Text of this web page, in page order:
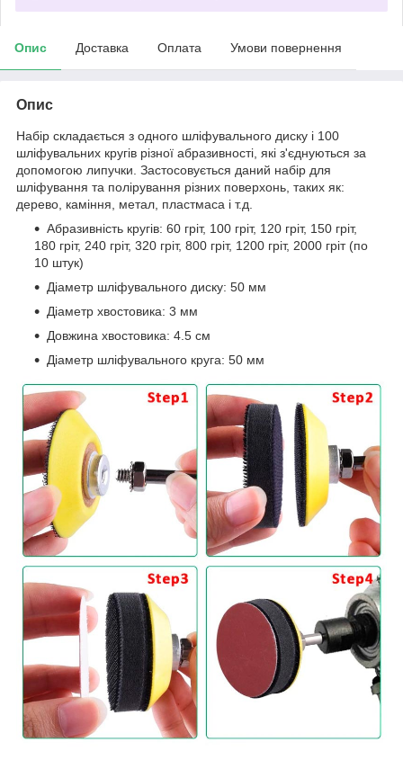
Опис Доставка Оплата Умови повернення
Опис
Набір складається з одного шліфувального диску і 100
шліфувальних кругів різної абразивності, які з'єднуються за
допомогою липучки. Застосовується даний набір для
шліфування та полірування різних поверхонь, таких як:
дерево, каміння, метал, пластмаса і т.д.
Абразивність кругів: 60 гріт, 100 гріт, 120 гріт, 150 гріт,
180 гріт, 240 гріт, 320 гріт, 800 гріт, 1200 гріт, 2000 гріт (по
10 штук)
Діаметр шліфувального диску: 50 мм
Діаметр хвостовика: 3 мм
Довжина хвостовика: 4.5 см
Діаметр шліфувального круга: 50 мм